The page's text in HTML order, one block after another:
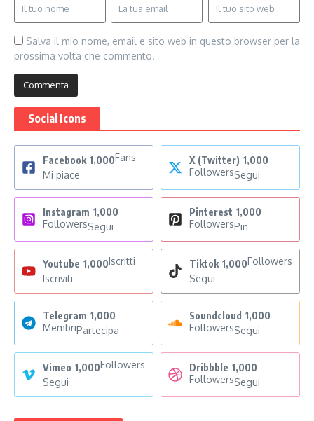
Salva il mio nome, email e sito web in questo browser per la
prossima volta che commento.
Social Icons
Facebook 1,000Fans
Mi piace
X (Twitter) 1,000
FollowersSegui
Instagram 1,000
FollowersSegui
Pinterest 1,000
FollowersPin
Youtube 1,000Iscritti
Iscriviti
Tiktok 1,000Followers
Segui
Telegram 1,000
MembriPartecipa
Soundcloud 1,000
FollowersSegui
Vimeo 1,000Followers
Segui
Dribbble 1,000
FollowersSegui